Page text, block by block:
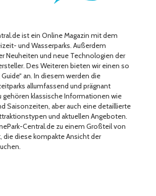
ist ein Online Magazin mit dem
und Wasserparks. Außerdem
Neuheiten und neue Technologien der
Des Weiteren bieten wir einen so
an. In diesem werden die
allumfassend und prägnant
gehören klassische Informationen wie
Saisonzeiten, aber auch eine detaillierte
und aktuellen Angeboten.
Central.de zu einem Großteil von
die diese kompakte Ansicht der